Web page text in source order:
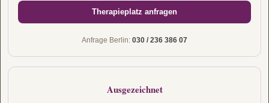
Therapieplatz anfragen
Anfrage Berlin: 030 / 236 386 07
Ausgezeichnet